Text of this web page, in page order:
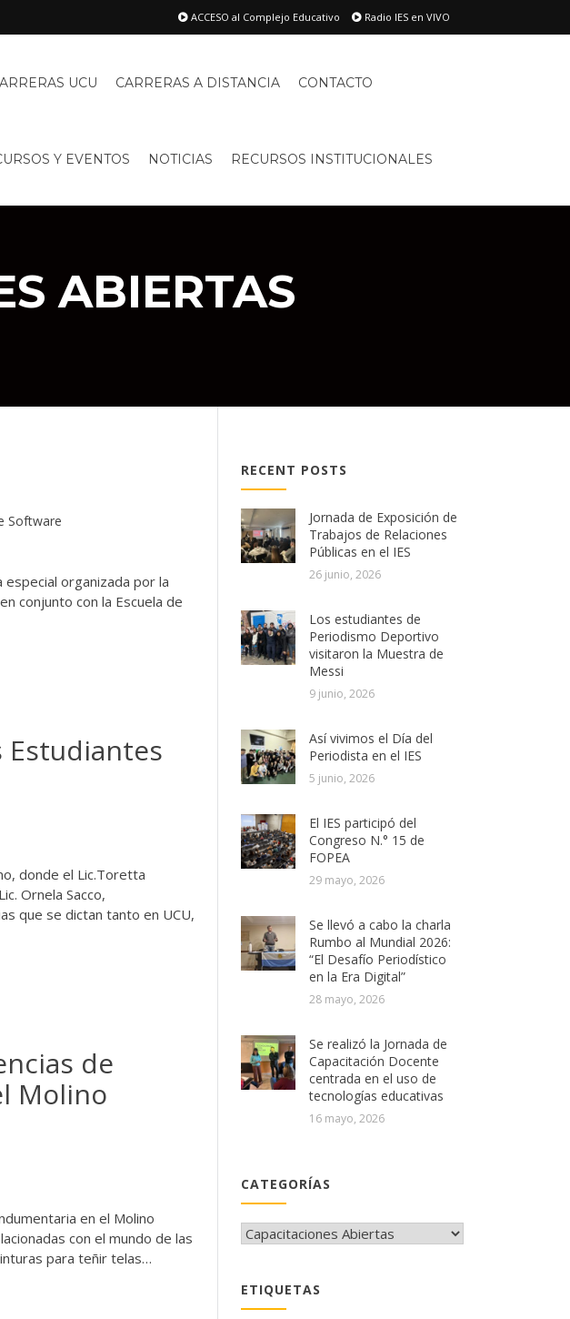
ACCESO al Complejo Educativo Radio IES en VIVO
UCU CARRERAS A DISTANCIA CONTACTO
Y EVENTOS NOTICIAS RECURSOS INSTITUCIONALES
ABIERTAS
Software
organizada por la
conjunto con la Escuela de
Estudiantes
donde el Lic.Toretta
Ornela Sacco,
que se dictan tanto en UCU,
de
Molino
en el Molino
con el mundo de las
para teñir telas…
RECENT POSTS
Jornada de Exposición de
Trabajos de Relaciones
Públicas en el IES
26 junio, 2026
Los estudiantes de
Periodismo Deportivo
visitaron la Muestra de
Messi
9 junio, 2026
Así vivimos el Día del
Periodista en el IES
5 junio, 2026
El IES participó del
Congreso N.° 15 de
FOPEA
29 mayo, 2026
Se llevó a cabo la charla
Rumbo al Mundial 2026:
“El Desafío Periodístico
en la Era Digital”
28 mayo, 2026
Se realizó la Jornada de
Capacitación Docente
centrada en el uso de
tecnologías educativas
16 mayo, 2026
CATEGORÍAS
CATEGORÍAS
ETIQUETAS